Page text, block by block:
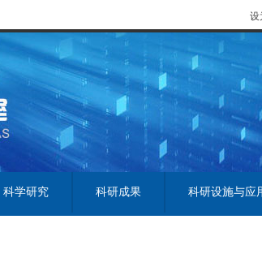
设
科学研究 科研成果 科研设施与应